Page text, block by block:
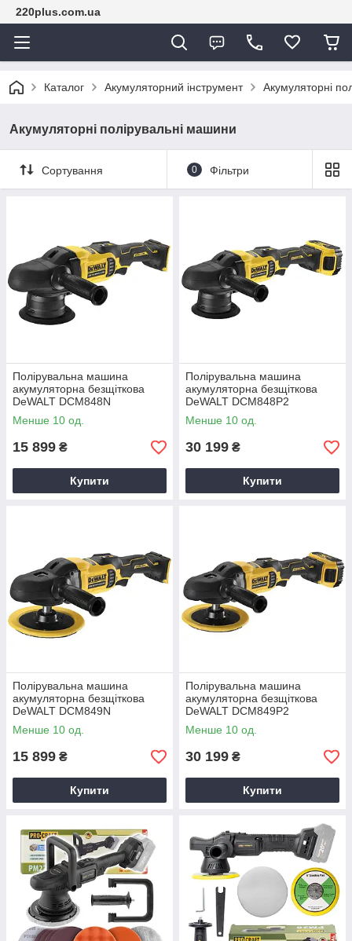
220plus.com.ua
Каталог Акумуляторний інструмент Акумуляторні
Акумуляторні полірувальні машини
Сортування 0 Фільтри
Полірувальна машина
акумуляторна безщіткова
DeWALT DCM848N
Менше 10 од.
15 899 ₴
Купити
Полірувальна машина
акумуляторна безщіткова
DeWALT DCM848P2
Менше 10 од.
30 199 ₴
Купити
Полірувальна машина
акумуляторна безщіткова
DeWALT DCM849N
Менше 10 од.
15 899 ₴
Купити
Полірувальна машина
акумуляторна безщіткова
DeWALT DCM849P2
Менше 10 од.
30 199 ₴
Купити